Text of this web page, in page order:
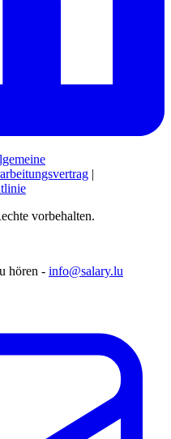
|
vorbehalten.
hören - info@salary.lu